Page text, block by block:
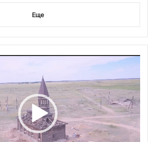
Еще